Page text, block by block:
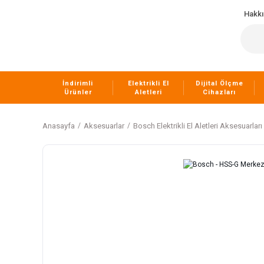
İndirimli
Ürünler
Elektrikli El
Aletleri
Dijital Ölçme
Cihazları
Anasayfa Aksesuarlar Bosch Elektrikli El Aletleri Aksesuarları